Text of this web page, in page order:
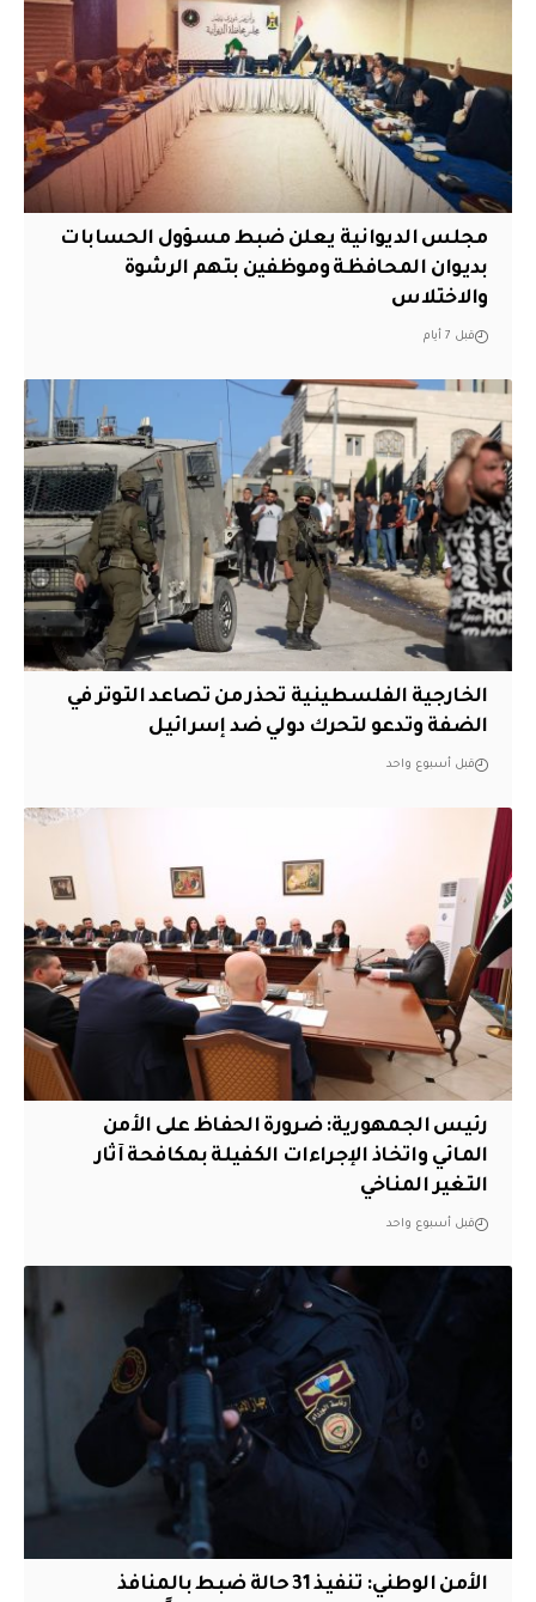
مجلس الديوانية يعلن ضبط مسؤول الحسابات
بديوان المحافظة وموظفين بتهم الرشوة
والاختلاس
قبل 7 أيام
الخارجية الفلسطينية تحذر من تصاعد التوتر في
الضفة وتدعو لتحرك دولي ضد إسرائيل
قبل أسبوع واحد
رئيس الجمهورية: ضرورة الحفاظ على الأمن
المائي واتخاذ الإجراءات الكفيلة بمكافحة آثار
التغير المناخي
قبل أسبوع واحد
الأمن الوطني: تنفيذ 31 حالة ضبط بالمنافذ